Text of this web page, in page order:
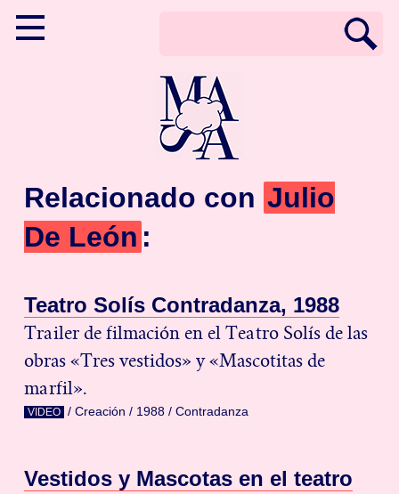
Relacionado con Julio
De León :
Teatro Solís Contradanza, 1988
Trailer de filmación en el Teatro Solís de las
obras «Tres vestidos» y «Mascotitas de
marfil».
VIDEO / Creación / 1988/ Contradanza
Vestidos y Mascotas en el teatro